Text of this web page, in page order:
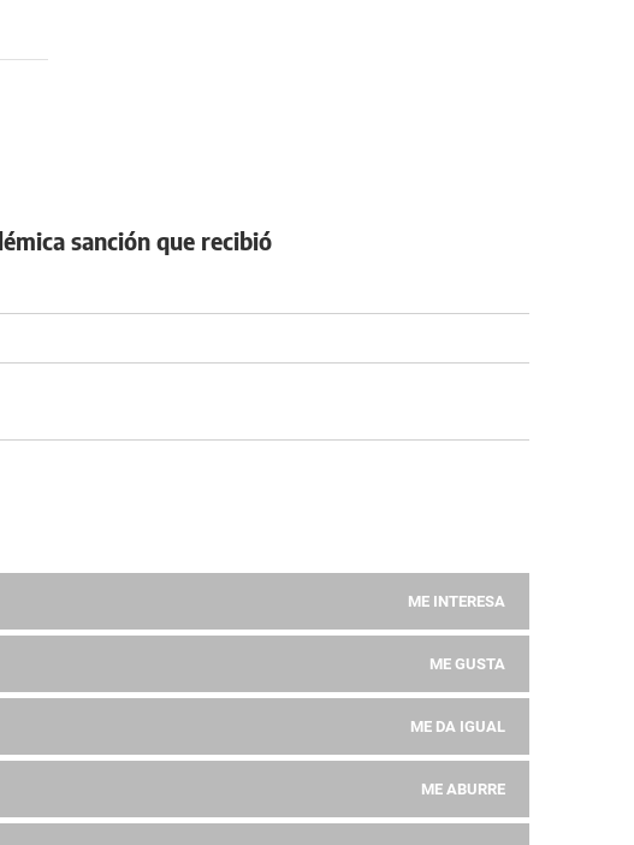
sanción que recibió
ME INTERESA
ME GUSTA
ME DA IGUAL
ME ABURRE